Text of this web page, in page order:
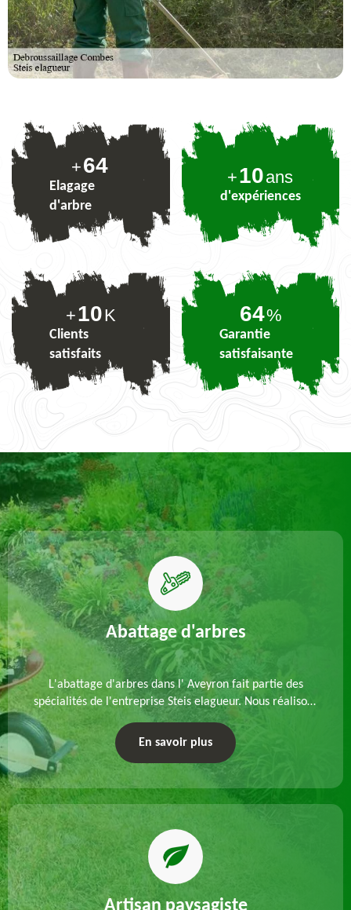
+78
Elagage
d'arbre
+10ans
d'expériences
+10K
Clients
satisfaits
78%
Garantie
satisfaisante
Abattage d'arbres
L'abattage d'arbres dans l' Aveyron fait partie des
spécialités de l'entreprise Steis elagueur. Nous réalisons
un abattage direct ou par démontage, tenant compte
des particularités du site et des végétaux.
En savoir plus
Artisan paysagiste